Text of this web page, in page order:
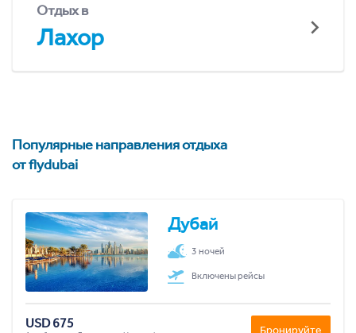
Отдых в
Лахор
Популярные направления отдыха
от flydubai
Дубай
3 ночей
Включены рейсы
USD 675 Бронируйте